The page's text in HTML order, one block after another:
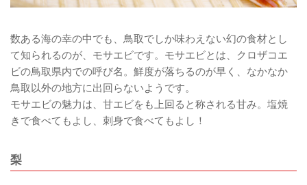
数ある海の幸の中でも、鳥取でしか味わえない幻の食材とし
て知られるのが、モサエビです。モサエビとは、クロザコエ
ビの鳥取県内での呼び名。鮮度が落ちるのが早く、なかなか
鳥取以外の地方に出回らないようです。
モサエビの魅力は、甘エビをも上回ると称される甘み。塩焼
きで食べてもよし、刺身で食べてもよし！
梨